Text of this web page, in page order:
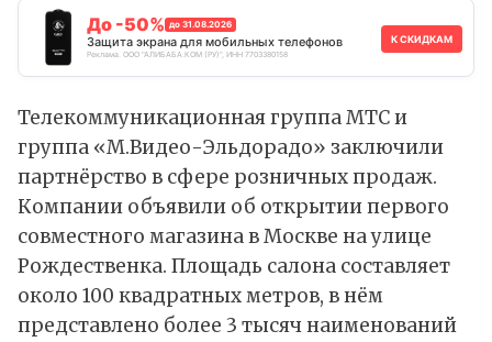
До -50% до 31.08.2026
Защита экрана для мобильных телефонов
Реклама. ООО "АЛИБАБА.КОМ (РУ)", ИНН 7703380158
К СКИДКАМ
Телекоммуникационная группа МТС и
группа «М.Видео-Эльдорадо» заключили
партнёрство в сфере розничных продаж.
Компании объявили об открытии первого
совместного магазина в Москве на улице
Рождественка. Площадь салона составляет
около 100 квадратных метров, в нём
представлено более 3 тысяч наименований